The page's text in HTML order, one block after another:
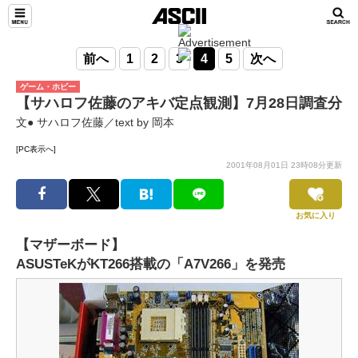
前へ 1 2 3 4 5 次へ
ゲーム・ホビー
【サハロフ佐藤のアキバ定点観測】7月28日調査分
文● サハロフ佐藤／text by 岡本
[PC表示へ]
2001年08月01日 23時08分更新
お気に入り
【マザーボード】
ASUSTeKがKT266搭載の「A7V266」を発売